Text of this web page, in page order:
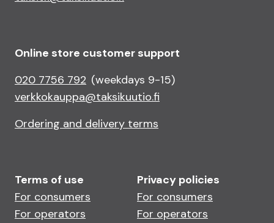
Online store customer support
020 7756 792 (weekdays 9-15)
verkkokauppa@taksikuutio.fi
Ordering and delivery terms
Terms of use
For consumers
For operators
Privacy policies
For consumers
For operators